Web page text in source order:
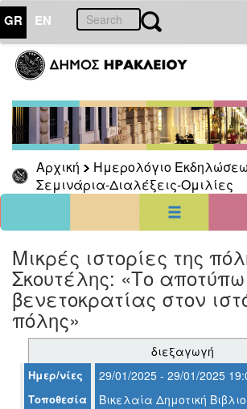
GR EN
Αρχική
Ημερολόγιο
Σεμινάρια-Διαλέξεις-Ομιλίες
01Αύγουστος
2026
Κυρ Δευ Τρι Τετ Πεμ Παρ Σαβ
1
9 10 11 12 13 14
15
16
17 18 19 20 21
22
29
ΗΜΕΡΟΛΟΓΙΟ
ΕΚΔΗΛΩΣΕΩΝ
Σεμινάρια-
Διαλέξεις-
Ομιλίες
Μικρές ιστορίες της
Σκουτέλης: «Το
βενετοκρατίας στον
πόλης»
διεξαγωγή
Ημερ/νίες 29/01/2025 - 29/01/2025
Τοποθεσία Βικελαία Δημοτική